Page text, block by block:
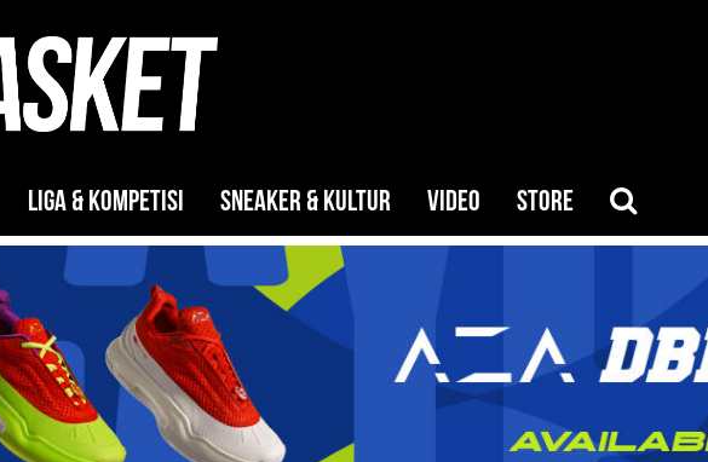
LIGA & KOMPETISI SNEAKER & KULTUR VIDEO STORE